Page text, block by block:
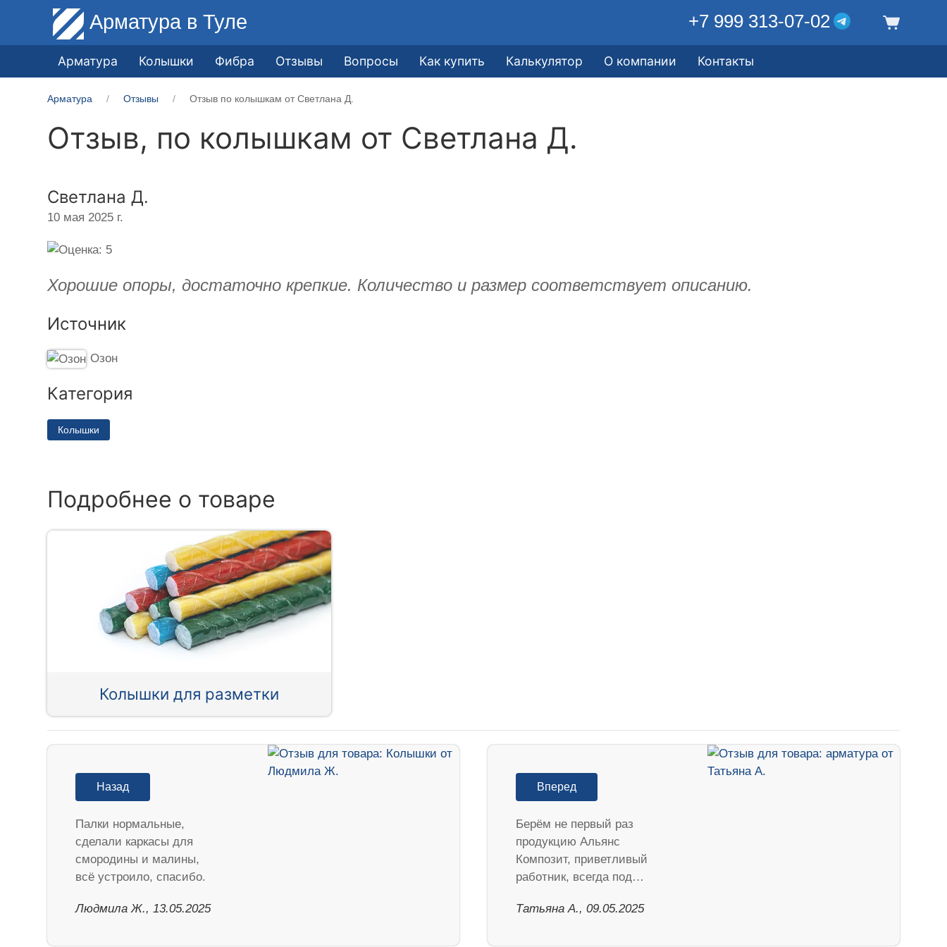
Арматура в Туле +7 999 313-07-02
Арматура Колышки Фибра Отзывы Вопросы Как купить Калькулятор О компании Контакты
Арматура Отзывы Отзыв по колышкам от Светлана Д.
Отзыв, по колышкам от Светлана Д.
Светлана Д.
10 мая 2025 г.
Хорошие опоры, достаточно крепкие. Количество и размер соответствует описанию.
Источник
Озон
Категория
Колышки
Подробнее о товаре
Колышки для разметки
Назад
Палки нормальные,
сделали каркасы для
смородины и малины,
всё устроило, спасибо.
Людмила Ж., 13.05.2025
Вперед
Берём не первый раз
продукцию Альянс
Композит, приветливый
работник, всегда под…
Татьяна А., 09.05.2025